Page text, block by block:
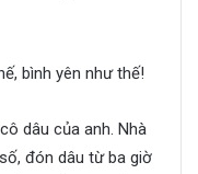
bình yên như thế!
dâu của anh. Nhà
đón dâu từ ba giờ